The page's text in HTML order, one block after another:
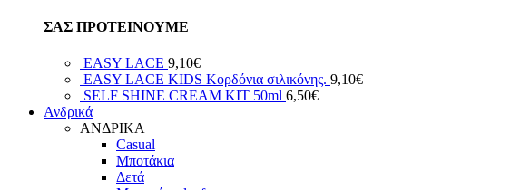
ΣΑΣ ΠΡΟΤΕΙΝΟΥΜΕ
EASY LACE 9,10€
EASY LACE KIDS Κορδόνια σιλικόνης. 9,10€
SELF SHINE CREAM ΚΙΤ 50ml 6,50€
Ανδρικά
ΑΝΔΡΙΚΑ
Casual
Μποτάκια
Δετά